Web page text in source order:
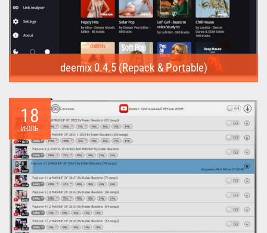
deemix 0.4.5 (Repack & Portable)
треки...
18
ИЮЛЬ